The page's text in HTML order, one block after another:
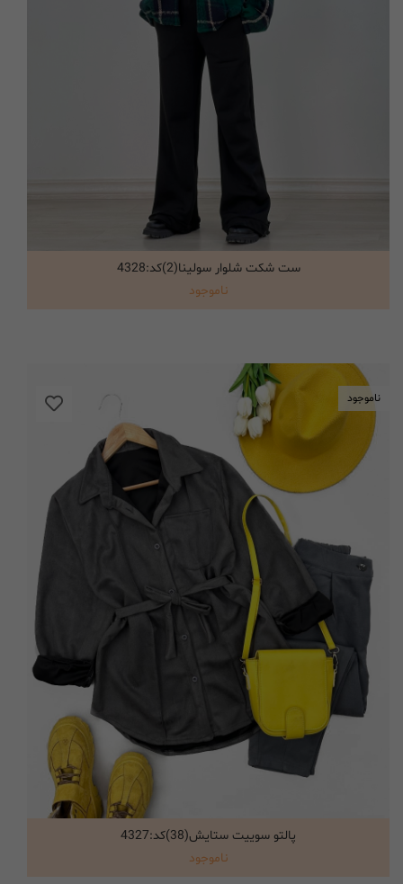
انتخاب گزینه ها
ست شکت شلوار سولینا(2)کد:4328
ناموجود
ناموجود
انتخاب گزینه ها
پالتو سوییت ستایش(38)کد:4327
ناموجود